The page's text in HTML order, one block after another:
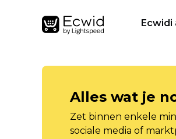
Ecwidi
Alles wat je
Zet binnen enkele
sociale media of